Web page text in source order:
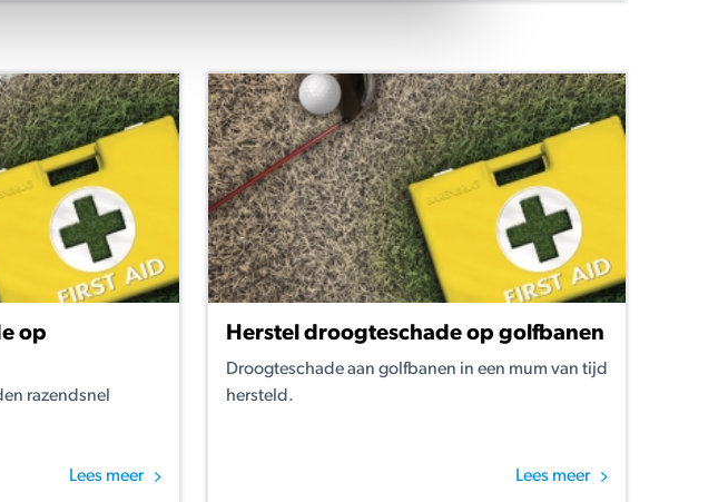
op
razendsnel
Lees meer
Herstel droogteschade op golfbanen
Droogteschade aan golfbanen in een mum van tijd
hersteld.
Lees meer